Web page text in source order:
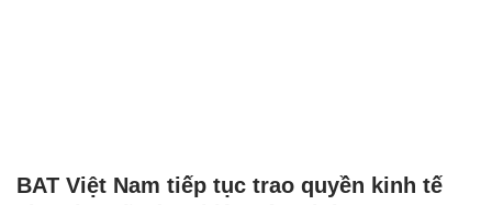
BAT Việt Nam tiếp tục trao quyền kinh tế